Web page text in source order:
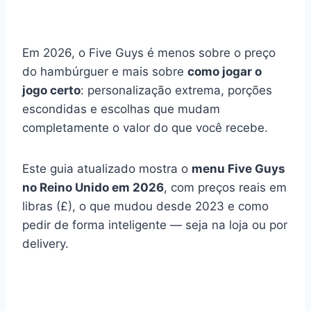
Em 2026, o Five Guys é menos sobre o preço
do hambúrguer e mais sobre como jogar o
jogo certo: personalização extrema, porções
escondidas e escolhas que mudam
completamente o valor do que você recebe.
Este guia atualizado mostra o menu Five Guys
no Reino Unido em 2026, com preços reais em
libras (£), o que mudou desde 2023 e como
pedir de forma inteligente — seja na loja ou por
delivery.